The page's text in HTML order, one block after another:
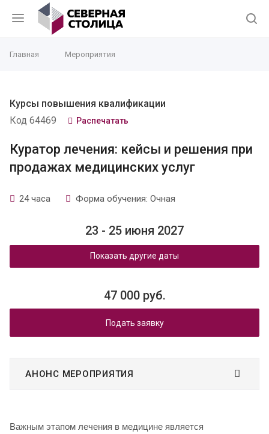
Главная Мероприятия
Курсы повышения квалификации
Код 64469
Распечатать
Куратор лечения: кейсы и решения при
продажах медицинских услуг
24 часа Форма обучения: Очная
23 - 25 июня 2027
Показать другие даты
47 000 руб.
Подать заявку
АНОНС МЕРОПРИЯТИЯ
Важным этапом лечения в медицине является